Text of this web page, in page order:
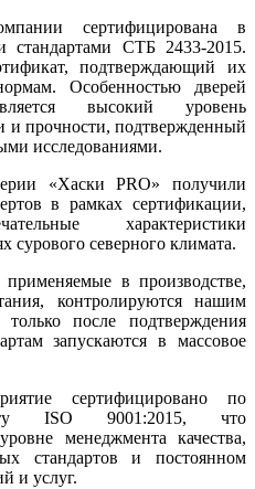
сертифицирована в
стандартами СТБ 2433-2015.
подтверждающий их
Особенностью дверей
высокий уровень
и прочности, подтвержденный
исследованиями.
«Хаски PRO» получили
в рамках сертификации,
характеристики
сурового северного климата.
в производстве,
контролируются нашим
после подтверждения
запускаются в массовое
сертифицировано по
ISO 9001:2015, что
менеджмента качества,
стандартов и постоянном
и услуг.